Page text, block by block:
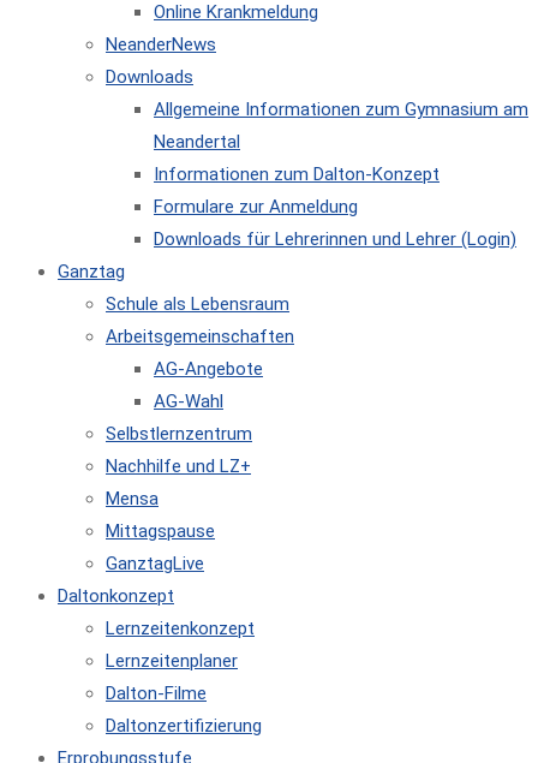
Online Krankmeldung
NeanderNews
Downloads
Allgemeine Informationen zum Gymnasium am
Neandertal
Informationen zum Dalton-Konzept
Formulare zur Anmeldung
Downloads für Lehrerinnen und Lehrer (Login)
Ganztag
Schule als Lebensraum
Arbeitsgemeinschaften
AG-Angebote
AG-Wahl
Selbstlernzentrum
Nachhilfe und LZ+
Mensa
Mittagspause
GanztagLive
Daltonkonzept
Lernzeitenkonzept
Lernzeitenplaner
Dalton-Filme
Daltonzertifizierung
Erprobungsstufe